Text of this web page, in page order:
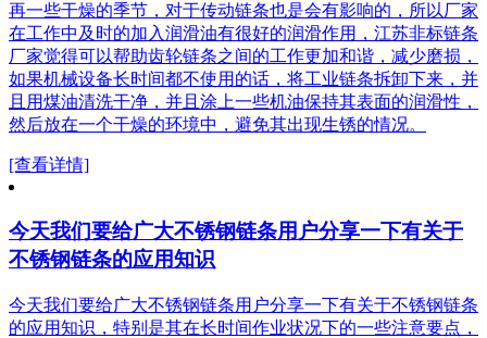
再一些干燥的季节，对于传动链条也是会有影响的，所以厂家
在工作中及时的加入润滑油有很好的润滑作用，江苏非标链条
厂家觉得可以帮助齿轮链条之间的工作更加和谐，减少磨损，
如果机械设备长时间都不使用的话，将工业链条拆卸下来，并
且用煤油清洗干净，并且涂上一些机油保持其表面的润滑性，
然后放在一个干燥的环境中，避免其出现生锈的情况。
[查看详情]
今天我们要给广大不锈钢链条用户分享一下有关于
不锈钢链条的应用知识
今天我们要给广大不锈钢链条用户分享一下有关于不锈钢链条
的应用知识，特别是其在长时间作业状况下的一些注意要点，